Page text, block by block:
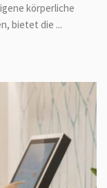
körperliche
bietet die ...